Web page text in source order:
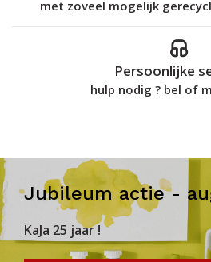
met zoveel mogelijk
Persoonlijke
hulp nodig ? bel of
Jubileum actie -
KaJa 25 jaar !